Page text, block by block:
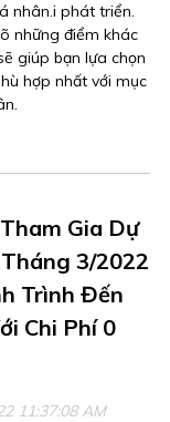
nhân.i phát triển.
những điểm khác
giúp bạn lựa chọn
hợp nhất với mục
Gia Dự
Tháng 3/2022
Trình Đến
Chi Phí 0
11:37:08 AM